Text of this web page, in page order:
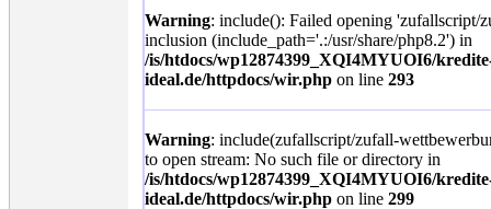
Warning: include(): Failed opening 'zufallscript/
inclusion (include_path='.:/usr/share/php8.2') in
/is/htdocs/wp12874399_XQI4MYUOI6/
ideal.de/httpdocs/wir.phpon line 293
Warning: include(zufallscript/zufall-
to open stream: No such file or directory in
/is/htdocs/wp12874399_XQI4MYUOI6/
ideal.de/httpdocs/wir.phpon line 299